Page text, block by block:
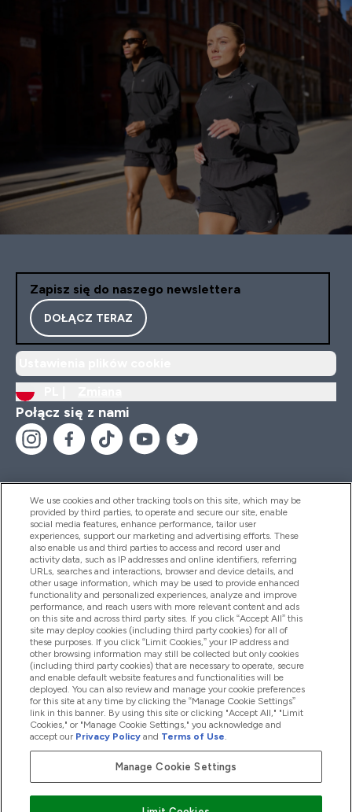
Zapisz się do naszego newslettera
DOŁĄCZ TERAZ
Połącz się z nami
Pomoc I Informacja
Produkty
Informacje O Firmie
Okazje W Myprotein
2026 The Hut.com Ltd
We use cookies and other tracking tools on this site, which may be
provided by third parties, to operate and secure our site, enable
social media features, enhance performance, tailor user
experiences, support our marketing and advertising efforts. These
also enable us and third parties to access and record user and
activity data, such as IP addresses and online identifiers, referring
URLs, searches and interactions, browser and device details, and
other usage information, which may be used to provide enhanced
functionality and personalized experiences, analyze and improve
performance, and reach users with more relevant content and ads
on this site and across third party sites. If you click “Accept All” this
site may deploy cookies (including third party cookies) for all of
these purposes. If you click “Limit Cookies,” your IP address and
other browsing information may still be collected but only cookies
(including third party cookies) that are necessary to operate, secure
and enable default website features and functionalities will be
deployed. You can also review and manage your cookie preferences
for this site at any time by clicking the “Manage Cookie Settings”
link in this banner. By using this site or clicking "Accept All," "Limit
Cookies," or "Manage Cookie Settings," you acknowledge and
accept our Privacy Policy and Terms of Use.
Manage Cookie Settings